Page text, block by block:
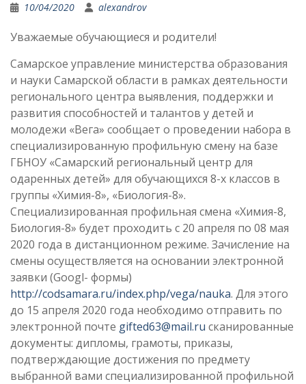
10/04/2020 alexandrov
Уважаемые обучающиеся и родители!
Самарское управление министерства образования
и науки Самарской области в рамках деятельности
регионального центра выявления, поддержки и
развития способностей и талантов у детей и
молодежи «Вега» сообщает о проведении набора в
специализированную профильную смену на базе
ГБНОУ «Самарский региональный центр для
одаренных детей» для обучающихся 8-х классов в
группы «Химия-8», «Биология-8».
Специализированная профильная смена «Химия-8,
Биология-8» будет проходить с 20 апреля по 08 мая
2020 года в дистанционном режиме. Зачисление на
смены осуществляется на основании электронной
заявки (Googl- формы)
http://codsamara.ru/index.php/vega/nauka. Для этого
до 15 апреля 2020 года необходимо отправить по
электронной почте gifted63@mail.ru сканированные
документы: дипломы, грамоты, приказы,
подтверждающие достижения по предмету
выбранной вами специализированной профильной